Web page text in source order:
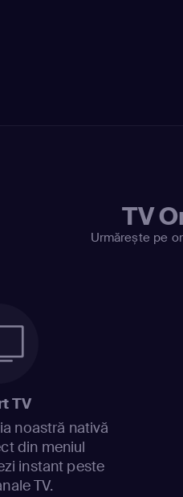
TV
Urmărește pe
TV
noastră nativă
din meniul
instant peste
TV.